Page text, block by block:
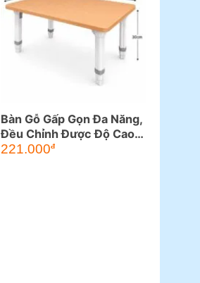
Bàn Gỗ Gấp Gọn Đa Năng,
Đều Chỉnh Được Độ Cao
Chân Bàn
221.000đ